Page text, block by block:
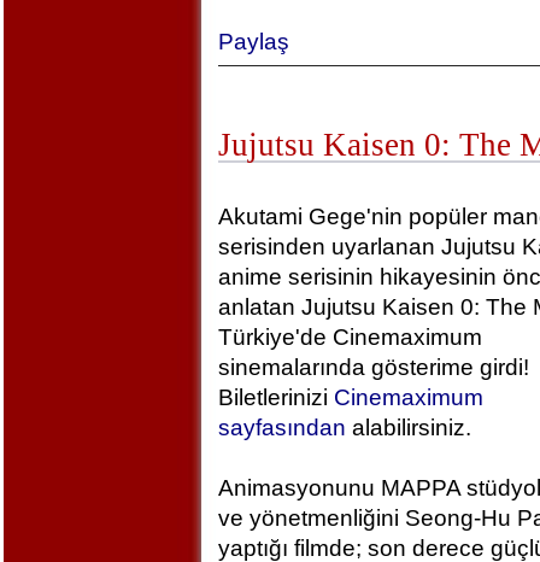
Paylaş
Jujutsu Kaisen 0: The
Akutami Gege'nin popüler
serisinden uyarlanan Jujutsu
anime serisinin hikayesinin
anlatan Jujutsu Kaisen 0: The
Türkiye'de Cinemaximum
sinemalarında gösterime girdi!
Biletlerinizi Cinemaximum
sayfasından alabilirsiniz.
Animasyonunu MAPPA
ve yönetmenliğini Seong-Hu
yaptığı filmde; son derece